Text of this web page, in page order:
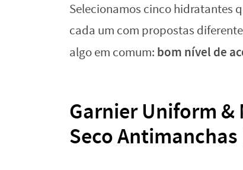
Selecionamos cinco hidratantes
cada um com propostas
algo em comum: bom nível de
Garnier Uniform &
Seco Antimanchas